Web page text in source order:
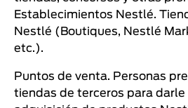
Establecimientos Nestlé.
Nestlé (Boutiques, Nestlé
etc.).
Puntos de venta. Personas
tiendas de terceros para